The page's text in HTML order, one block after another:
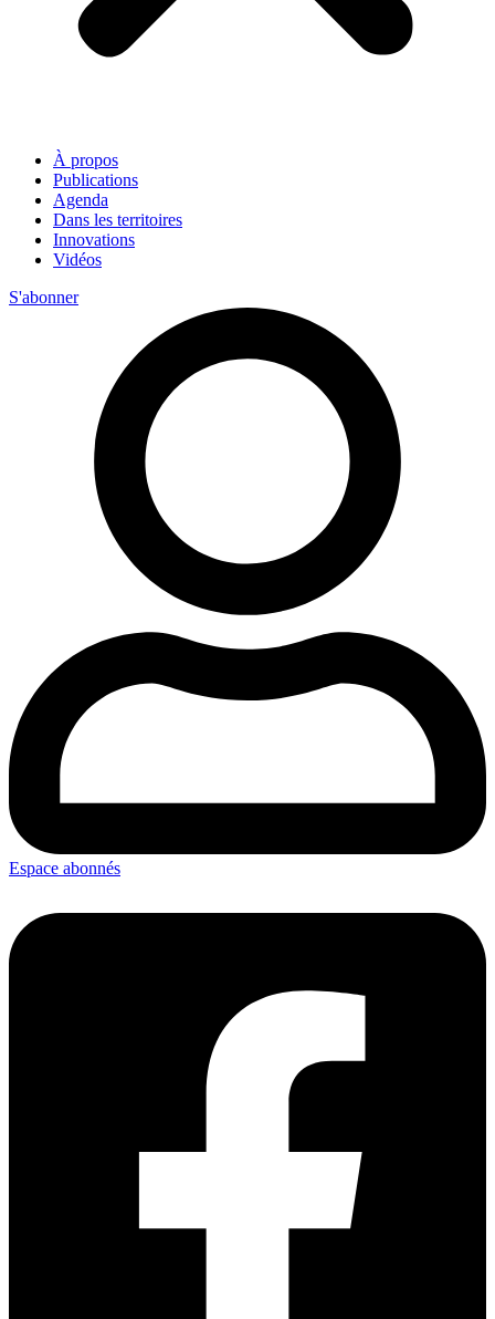
À propos
Publications
Agenda
Dans les territoires
Innovations
Vidéos
S'abonner
Espace abonnés